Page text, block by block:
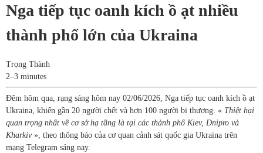
Nga tiếp tục oanh kích ồ ạt nhiều
thành phố lớn của Ukraina
Trọng Thành
2–3 minutes
Đêm hôm qua, rạng sáng hôm nay 02/06/2026, Nga tiếp tục oanh kích ồ ạt
Ukraina, khiến gần 20 người chết và hơn 100 người bị thương. « Thiệt hại
quan trọng nhất về cơ sở hạ tầng là tại các thành phố Kiev, Dnipro và
Kharkiv», theo thông báo của cơ quan cảnh sát quốc gia Ukraina trên
mạng Telegram sáng nay.